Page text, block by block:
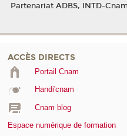
Partenariat ADBS, INTD-
ACCÈS DIRECTS
Portail Cnam
Handi'cnam
Cnam blog
Espace numérique de formation